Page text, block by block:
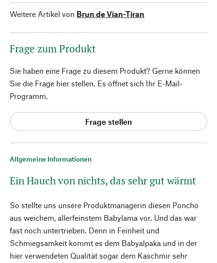
Allgemeine Informationen
Ein Hauch von nichts, das sehr gut wärmt
So stellte uns unsere Produktmanagerin diesen Poncho
aus weichem, allerfeinstem Babylama vor. Und das war
fast noch untertrieben. Denn in Feinheit und
Schmiegsamkeit kommt es dem Babyalpaka und in der
hier verwendeten Qualität sogar dem Kaschmir sehr
Weitere Artikel von Brun de Vian-Tiran
Frage zum Produkt
Sie haben eine Frage zu diesem Produkt? Gerne können
Sie die Frage hier stellen. Es öffnet sich Ihr E-Mail-
Programm.
Frage stellen